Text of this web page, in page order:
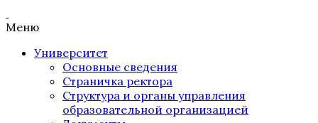
Меню
Университет
Основные сведения
Страничка ректора
Структура и органы управления
образовательной организацией